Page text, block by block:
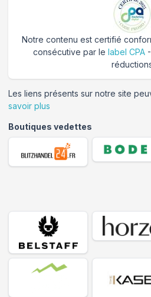
Notre contenu est certifié
consécutive par le label CPA
Les liens présents sur notre site
savoir plus
Boutiques vedettes